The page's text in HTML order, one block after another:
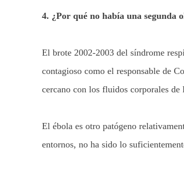
4. ¿Por qué no había una segunda
El brote 2002-2003 del síndrome
contagioso como el responsable de
cercano con los fluidos corporales de
El ébola es otro patógeno
entornos, no ha sido lo